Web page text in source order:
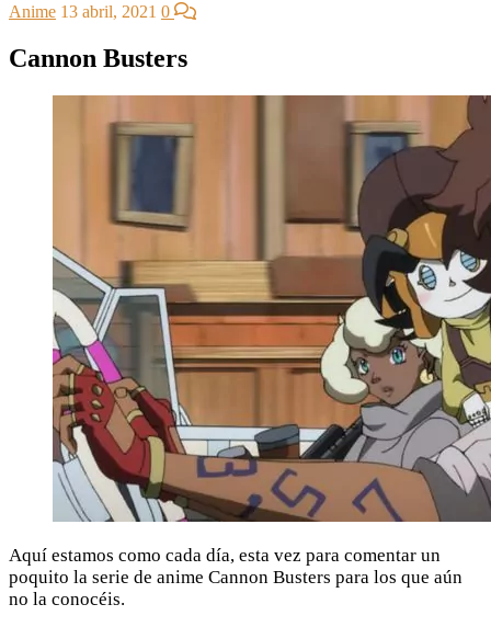
Anime 13 abril, 2021 0
Cannon Busters
Aquí estamos como cada día, esta vez para comentar un
poquito la serie de anime Cannon Busters para los que aún
no la conocéis.